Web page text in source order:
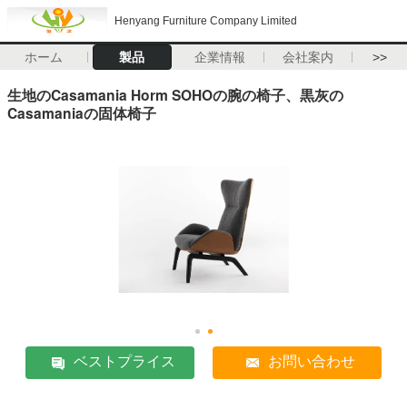
Henyang Furniture Company Limited
ホーム 製品 企業情報 会社案内 >>
生地のCasamania Horm SOHOの腕の椅子、黒灰の
Casamaniaの固体椅子
ベストプライス お問い合わせ